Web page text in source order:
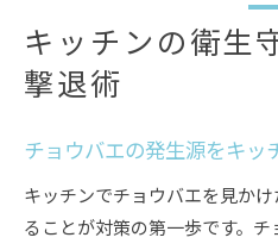
排水口に潜むチョウバエ
排水口がチョウバエ
チョウバエの大量発
法
チョウバエ駆除の前
自分でできるチョウ
キッチンの衛生
撃退術
チョウバエの発生源をキッ
キッチンでチョウバエを見か
ることが対策の第一歩です。